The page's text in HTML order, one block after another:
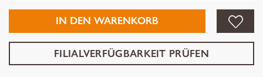
IN DEN WARENKORB
FILIALVERFÜGBARKEIT PRÜFEN